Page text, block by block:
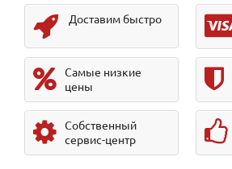
Доставим быстро
Самые низкие
цены
Собственный
сервис-центр